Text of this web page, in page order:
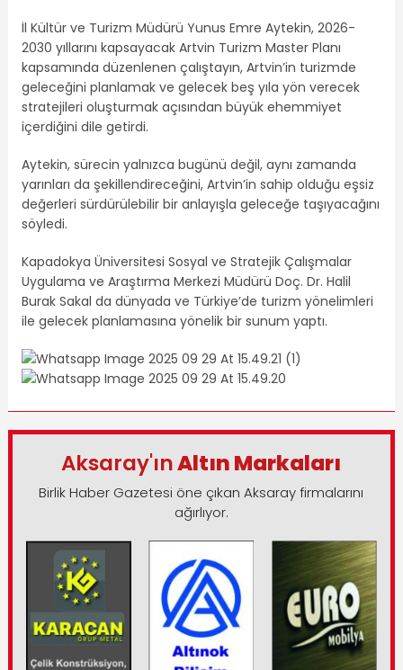
İl Kültür ve Turizm Müdürü Yunus Emre Aytekin, 2026-
2030 yıllarını kapsayacak Artvin Turizm Master Planı
kapsamında düzenlenen çalıştayın, Artvin’in turizmde
geleceğini planlamak ve gelecek beş yıla yön verecek
stratejileri oluşturmak açısından büyük ehemmiyet
içerdiğini dile getirdi.
Aytekin, sürecin yalnızca bugünü değil, aynı zamanda
yarınları da şekillendireceğini, Artvin’in sahip olduğu eşsiz
değerleri sürdürülebilir bir anlayışla geleceğe taşıyacağını
söyledi.
Kapadokya Üniversitesi Sosyal ve Stratejik Çalışmalar
Uygulama ve Araştırma Merkezi Müdürü Doç. Dr. Halil
Burak Sakal da dünyada ve Türkiye’de turizm yönelimleri
ile gelecek planlamasına yönelik bir sunum yaptı.
Aksaray'ınAltın Markaları
Birlik Haber Gazetesi öne çıkan Aksaray firmalarını
ağırlıyor.